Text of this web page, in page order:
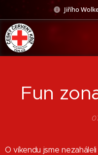
Jiřího
Fun
O víkendu jsme